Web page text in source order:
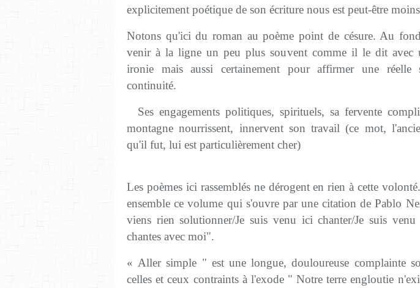
explicitement poétique de son écriture nous est peut-être
Notons qu'ici du roman au poème point de césure. Au
venir à la ligne un peu plus souvent comme il le dit avec
ironie mais aussi certainement pour affirmer une réelle
continuité.
Ses engagements politiques, spirituels, sa fervente
montagne nourrissent, innervent son travail (ce mot,
qu'il fut, lui est particulièrement cher)
Les poèmes ici rassemblés ne dérogent en rien à cette
ensemble ce volume qui s'ouvre par une citation de Pablo
viens rien solutionner/Je suis venu ici chanter/Je suis
chantes avec moi".
« Aller simple " est une longue, douloureuse complainte
celles et ceux contraints à l'exode " Notre terre engloutie